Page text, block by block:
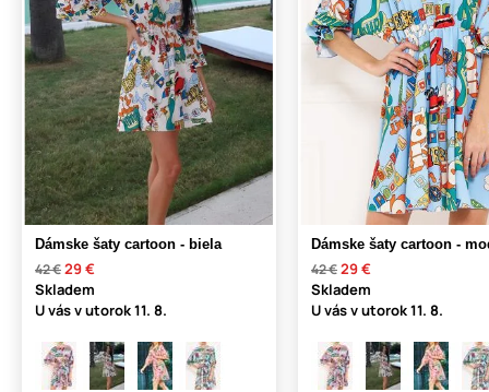
Dámske šaty cartoon - biela
42 €29 €
Skladem
U vásv utorok11. 8.
Dámske šaty cartoon -
42 €29 €
Skladem
U vásv utorok11. 8.